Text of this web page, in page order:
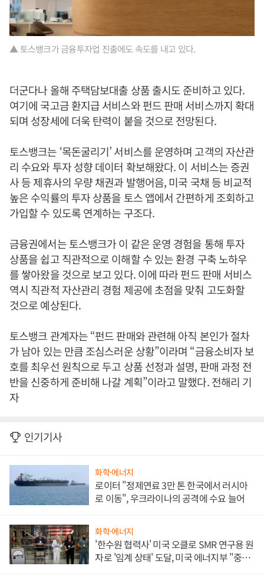
▲ 토스뱅크가 금융투자업 진출에도 속도를 내고 있다.
더군다나 올해 주택담보대출 상품 출시도 준비하고 있다.
여기에 국고금 환지급 서비스와 펀드 판매 서비스까지 확대
되며 성장세에 더욱 탄력이 붙을 것으로 전망된다.
토스뱅크는 ‘목돈굴리기’ 서비스를 운영하며 고객의 자산관
리 수요와 투자 성향 데이터 확보해왔다. 이 서비스는 증권
사 등 제휴사의 우량 채권과 발행어음, 미국 국채 등 비교적
높은 수익률의 투자 상품을 토스 앱에서 간편하게 조회하고
가입할 수 있도록 연계하는 구조다.
금융권에서는 토스뱅크가 이 같은 운영 경험을 통해 투자
상품을 쉽고 직관적으로 이해할 수 있는 환경 구축 노하우
를 쌓아왔을 것으로 보고 있다. 이에 따라 펀드 판매 서비스
역시 직관적 자산관리 경험 제공에 초점을 맞춰 고도화할
것으로 예상된다.
토스뱅크 관계자는 “펀드 판매와 관련해 아직 본인가 절차
가 남아 있는 만큼 조심스러운 상황”이라며 “금융소비자 보
호를 최우선 원칙으로 두고 상품 선정과 설명, 판매 과정 전
반을 신중하게 준비해 나갈 계획”이라고 말했다. 전해리 기
자
인기기사
화학·에너지
로이터 "정제연료 3만 톤 한국에서 러시아
로 이동", 우크라이나의 공격에 수요 늘어
화학·에너지
'한수원 협력사' 미국 오클로 SMR 연구용 원
자로 '임계 상태' 도달, 미국 에너지부 "중요